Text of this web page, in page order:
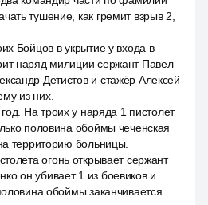
тушение, как гремит взрыв 2,
Бойцов в укрытие у входа в
наряд милиции сержант Павел
Детистов и стажёр Алексей
из них.
На троих у наряда 1 пистолет
половина обоймы чеченская
территорию больницы.
огонь открывает сержант
он убивает 1 из боевиков и
обоймы заканчивается